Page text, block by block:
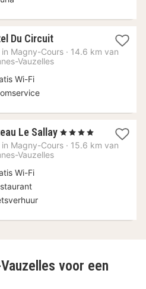
Du Circuit1
nacht
vanaf
Magny-Cours · 14.6 km van
Vauzelles
Wi-Fi
Le Sallay 1
nacht
, 4 Sterren
Magny-Cours · 15.6 km van
Vauzelles
Wi-Fi
voor een